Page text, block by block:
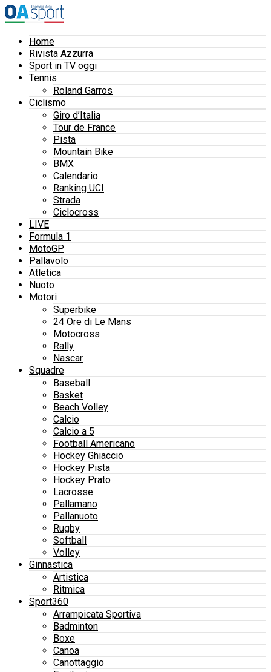
Home
Rivista Azzurra
Sport in TV oggi
Tennis
Roland Garros
Ciclismo
Giro d’Italia
Tour de France
Pista
Mountain Bike
BMX
Calendario
Ranking UCI
Strada
Ciclocross
LIVE
Formula 1
MotoGP
Pallavolo
Atletica
Nuoto
Motori
Superbike
24 Ore di Le Mans
Motocross
Rally
Nascar
Squadre
Baseball
Basket
Beach Volley
Calcio
Calcio a 5
Football Americano
Hockey Ghiaccio
Hockey Pista
Hockey Prato
Lacrosse
Pallamano
Pallanuoto
Rugby
Softball
Volley
Ginnastica
Artistica
Ritmica
Sport360
Arrampicata Sportiva
Badminton
Boxe
Canoa
Canottaggio